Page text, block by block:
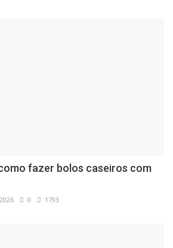
fazer bolos caseiros com
0 1793